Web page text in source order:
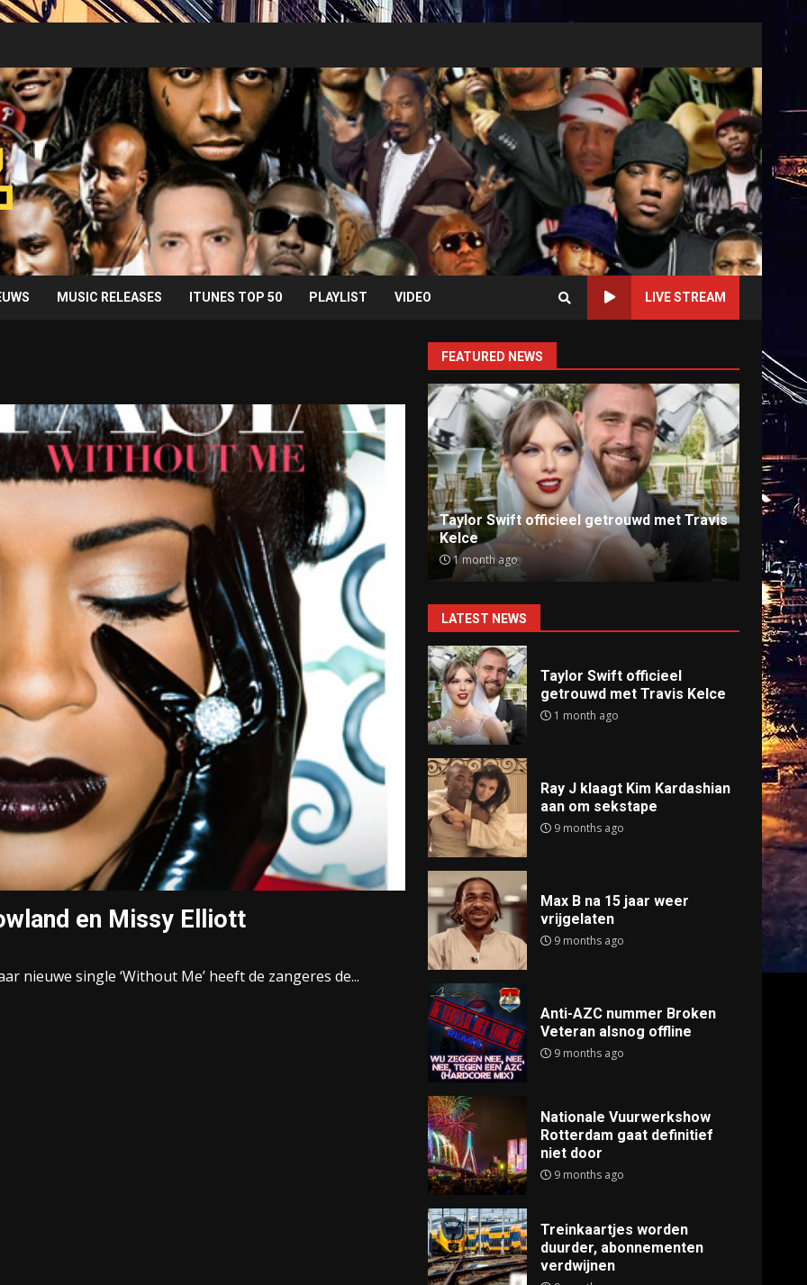
MUSIC RELEASES ITUNES TOP 50 PLAYLIST VIDEO LIVE STREAM
en Missy Elliott
nieuwe single ‘Without Me’ heeft de zangeres de...
FEATURED NEWS
Taylor Swift officieel getrouwd met Travis
Kelce
1 month ago
Ray J klaagt Kim Kardashian aan om
sekstape
9 months ago
Anti-
9
LATEST NEWS
Taylor Swift officieel
getrouwd met Travis Kelce
1 month ago
Ray J klaagt Kim Kardashian
aan om sekstape
9 months ago
Max B na 15 jaar weer
vrijgelaten
9 months ago
Anti-AZC nummer Broken
Veteran alsnog offline
9 months ago
Nationale Vuurwerkshow
Rotterdam gaat definitief
niet door
9 months ago
Treinkaartjes worden
duurder, abonnementen
verdwijnen